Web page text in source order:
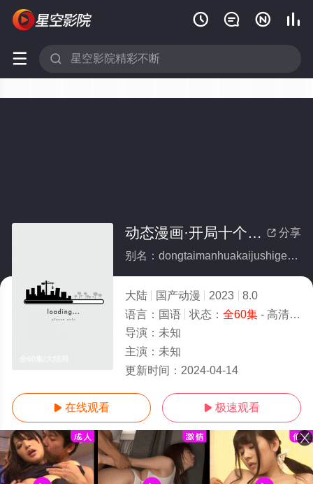
   
 
 分享
动态漫画·开局十个大帝都是我徒弟第二季(全集)
别名：dongtaimanhuakaijushigedadidushiwotudidierji
大陆 国产动漫 2023
8.0
语言： 国语 状态： 全60集- 高清免费在线观看
导演： 未知
主演： 未知
更新时间： 2024-04-14
 在线观看  极速观看